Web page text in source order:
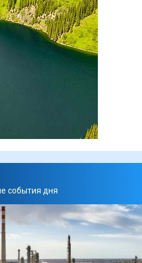
события дня